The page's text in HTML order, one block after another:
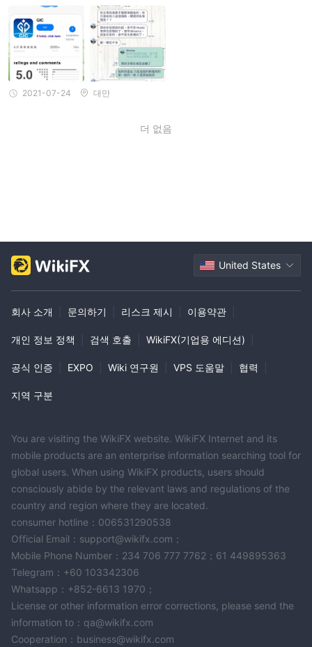
2021-07-24 대만
더 없음
United States
회사 소개 문의하기 리스크 제시 이용약관
개인 정보 정책 검색 호출 WikiFX(기업용 에디션)
공식 인증 EXPO Wiki 연구원 VPS 도움말 협력
지역 구분
You are visiting the WikiFX website. WikiFX Internet and its
mobile products are an enterprise information searching tool for
global users. When using WikiFX products, users should
consciously abide by the relevant laws and regulations of the
country and region where they are located.
consumer hotline：006531290538
Official Email：support@wikifx.com；
Mobile Phone Number：234 706 777 7762；61 449895363
Telegram：+60 103342306
Whatsapp：+852-6613 1970；
License or other information error corrections, please send the
information to：qa@wikifx.com
Cooperation：business@wikifx.com